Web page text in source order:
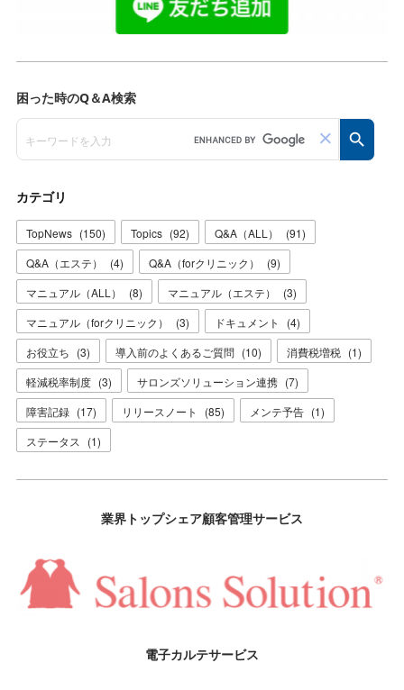
カテゴリ
TopNews (150) Topics (92) Q&A（ALL） (91)
Q&A（エステ）
(4) Q&A（forクリニック） (9)
マニュアル（ALL）
(8) マニュアル（エステ） (3)
マニュアル（forクリニック）
(3) ドキュメント (4)
お役立ち (3) 導入前のよくあるご質問 (10) 消費税増税 (1)
軽減税率制度 (3) サロンズソリューション連携 (7)
障害記録 (17) リリースノート (85) メンテ予告 (1)
ステータス
(1)
業界トップシェア顧客管理サービス
電子カルテサービス